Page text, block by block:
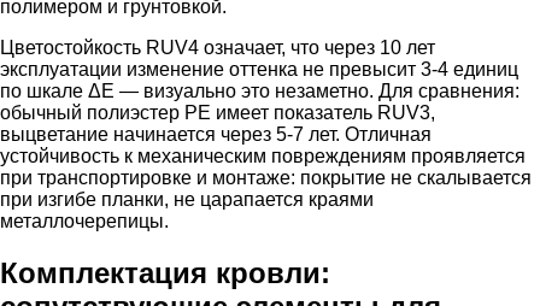
полимером и грунтовкой.
Цветостойкость RUV4 означает, что через 10 лет
эксплуатации изменение оттенка не превысит 3-4 единиц
по шкале ΔE — визуально это незаметно. Для сравнения:
обычный полиэстер PE имеет показатель RUV3,
выцветание начинается через 5-7 лет. Отличная
устойчивость к механическим повреждениям проявляется
при транспортировке и монтаже: покрытие не скалывается
при изгибе планки, не царапается краями
металлочерепицы.
Комплектация кровли: